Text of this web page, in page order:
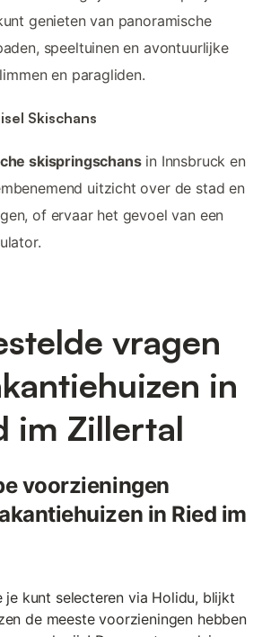
genieten van panoramische
speeltuinen en avontuurlijke
en paragliden.
Skischans
skispringschansin Innsbruck en
uitzicht over de stad en
of ervaar het gevoel van een
vragen
in
im Zillertal
voorzieningen
in Ried im
je kunt selecteren via Holidu, blijkt
de meeste voorzieningen hebben